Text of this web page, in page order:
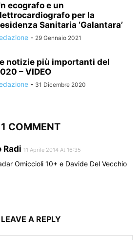
ecografo e un
per la
Sanitaria ‘Galantara’
- 29 Gennaio 2021
notizie più importanti del
– VIDEO
- 31 Dicembre 2020
1 COMMENT
Radi 11 Aprile 2014 At 16:35
Omiccioli 10+ e Davide Del Vecchio
LEAVE A REPLY